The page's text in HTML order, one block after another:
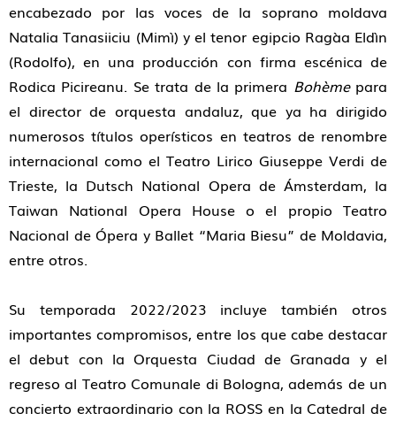
encabezado por las voces de la soprano moldava
Natalia Tanasiiciu (Mimì) y el tenor egipcio Ragàa Eldìn
(Rodolfo), en una producción con firma escénica de
Rodica Picireanu. Se trata de la primera Bohèmepara
el director de orquesta andaluz, que ya ha dirigido
numerosos títulos operísticos en teatros de renombre
internacional como el Teatro Lirico Giuseppe Verdi de
Trieste, la Dutsch National Opera de Ámsterdam, la
Taiwan National Opera House o el propio Teatro
Nacional de Ópera y Ballet “Maria Biesu” de Moldavia,
entre otros.
Su temporada 2022/2023 incluye también otros
importantes compromisos, entre los que cabe destacar
el debut con la Orquesta Ciudad de Granada y el
regreso al Teatro Comunale di Bologna, además de un
concierto extraordinario con la ROSS en la Catedral de